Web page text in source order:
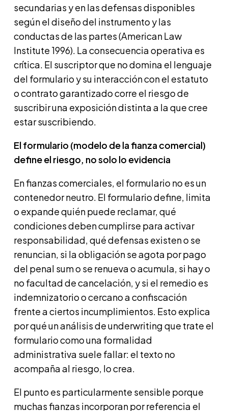
secundarias y en las defensas disponibles
según el diseño del instrumento y las
conductas de las partes (American Law
Institute 1996). La consecuencia operativa es
crítica. El suscriptor que no domina el lenguaje
del formulario y su interacción con el estatuto
o contrato garantizado corre el riesgo de
suscribir una exposición distinta a la que cree
estar suscribiendo.
El formulario (modelo de la fianza comercial)
define el riesgo, no solo lo evidencia
En fianzas comerciales, el formulario no es un
contenedor neutro. El formulario define, limita
o expande quién puede reclamar, qué
condiciones deben cumplirse para activar
responsabilidad, qué defensas existen o se
renuncian, si la obligación se agota por pago
del penal sum o se renueva o acumula, si hay o
no facultad de cancelación, y si el remedio es
indemnizatorio o cercano a confiscación
frente a ciertos incumplimientos. Esto explica
por qué un análisis de underwriting que trate el
formulario como una formalidad
administrativa suele fallar: el texto no
acompaña al riesgo, lo crea.
El punto es particularmente sensible porque
muchas fianzas incorporan por referencia el